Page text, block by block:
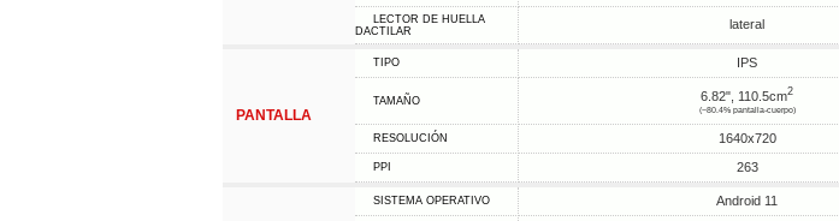
LECTOR DE HUELLA
DACTILAR
lateral
PANTALLA
TIPO IPS
TAMAÑO 6.82", 110.5cm2
(~80.4% pantalla-cuerpo)
RESOLUCIÓN 1640x720
PPI 263
SISTEMA OPERATIVO Android 11